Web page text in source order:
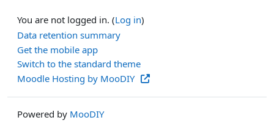
You are not logged in. (Log in)
Data retention summary
Get the mobile app
Switch to the standard theme
Moodle Hosting by MooDIY
Powered by MooDIY